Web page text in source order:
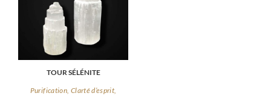
TOUR SÉLÉNITE
Purification, Clarté d’esprit,